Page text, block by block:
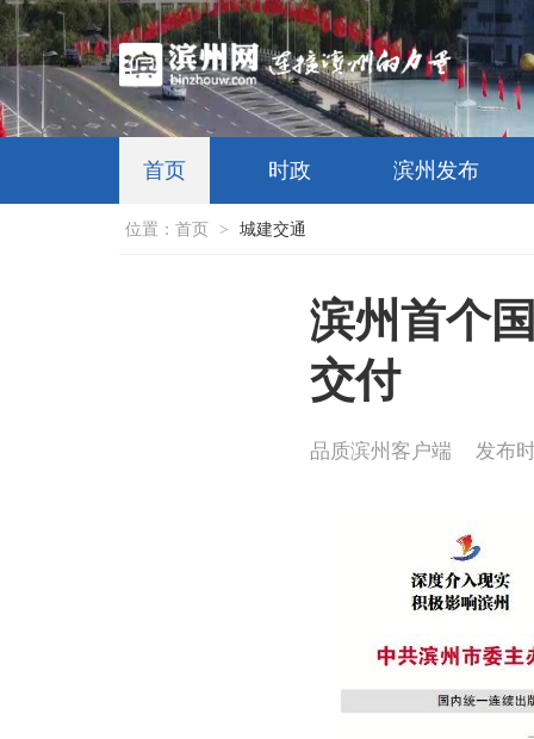
首页 时政 滨州发布
位置： 首页 > 城建交通
滨州首个
交付
品质滨州客户端 发布